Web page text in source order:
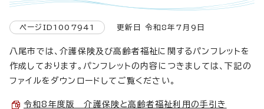
ページID1007941 更新日 令和8年7月9日
八尾市では、介護保険及び高齢者福祉に関するパンフレットを
作成しております。パンフレットの内容につきましては、下記の
ファイルをダウンロードしてご覧ください。
令和8年度版 介護保険と高齢者福祉利用の手引き